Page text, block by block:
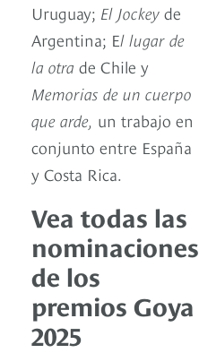
Uruguay; El Jockey de
Argentina; El lugar de
la otra de Chile y
Memorias de un cuerpo
que arde, un trabajo en
conjunto entre España
y Costa Rica.
Vea todas las
nominaciones
de los
premios Goya
2025